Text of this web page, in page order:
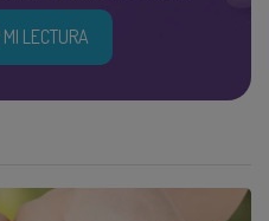
LECTURA